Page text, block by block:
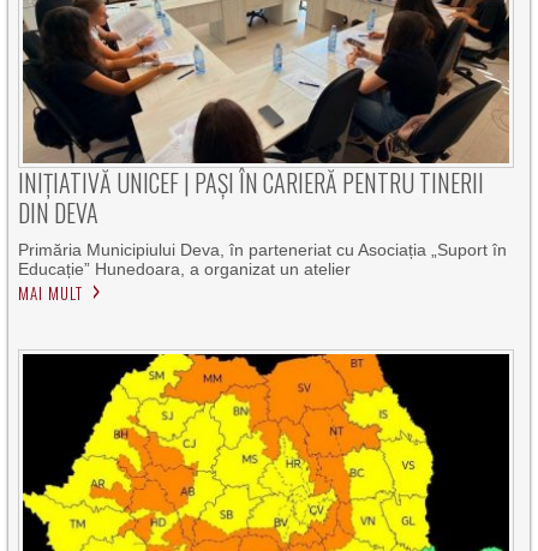
INIȚIATIVĂ UNICEF | PAȘI ÎN CARIERĂ PENTRU TINERII
DIN DEVA
Primăria Municipiului Deva, în parteneriat cu Asociația „Suport în
Educație” Hunedoara, a organizat un atelier
MAI MULT